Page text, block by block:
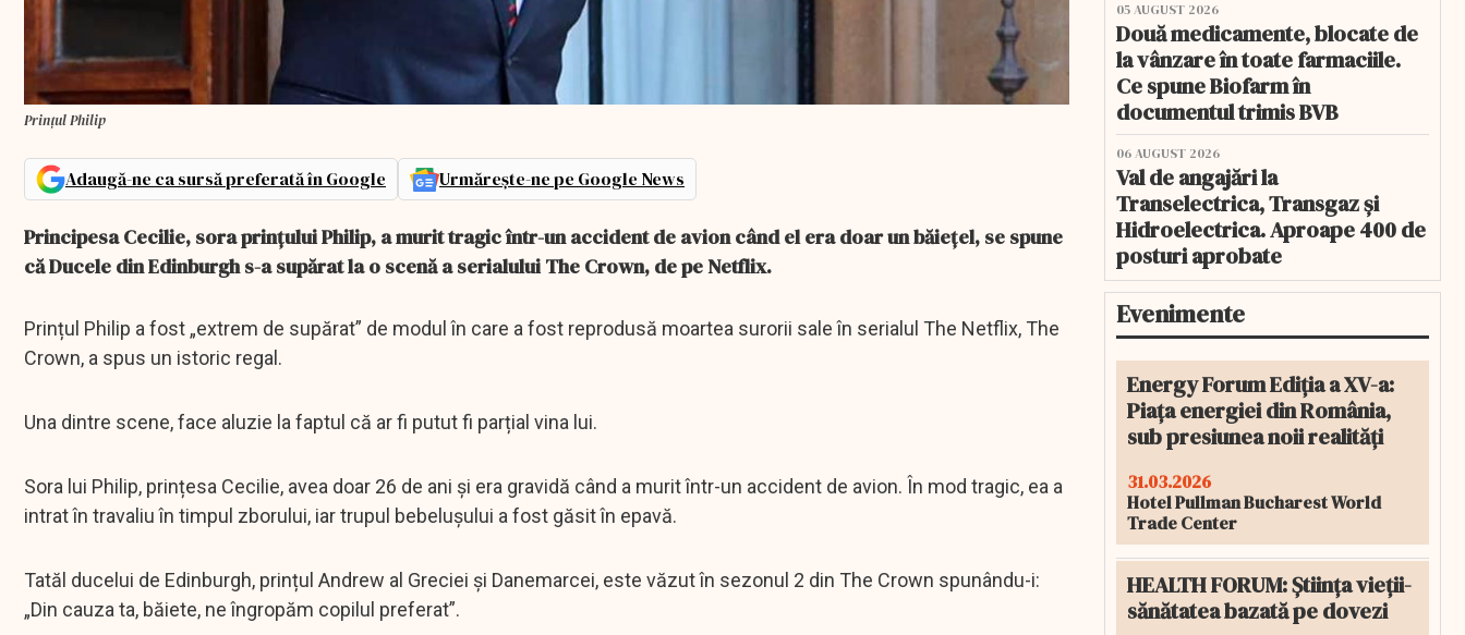
Prințul Philip
Adaugă-ne ca sursă preferată în Google Urmărește-ne pe Google News
Principesa Cecilie, sora prințului Philip, a murit tragic într-un accident de avion când el era doar un băiețel, se spune
că Ducele din Edinburgh s-a supărat la o scenă a serialului The Crown, de pe Netflix.
Prințul Philip a fost „extrem de supărat” de modul în care a fost reprodusă moartea surorii sale în serialul The Netflix, The
Crown, a spus un istoric regal.
Una dintre scene, face aluzie la faptul că ar fi putut fi parțial vina lui.
Sora lui Philip, prințesa Cecilie, avea doar 26 de ani și era gravidă când a murit într-un accident de avion. În mod tragic, ea a
intrat în travaliu în timpul zborului, iar trupul bebelușului a fost găsit în epavă.
Tatăl ducelui de Edinburgh, prințul Andrew al Greciei și Danemarcei, este văzut în sezonul 2 din The Crown spunându-i:
„Din cauza ta, băiete, ne îngropăm copilul preferat”.
05 AUGUST 2026
Două medicamente, blocate de
la vânzare în toate farmaciile.
Ce spune Biofarm în
documentul trimis BVB
06 AUGUST 2026
Val de angajări la
Transelectrica, Transgaz și
Hidroelectrica. Aproape 400 de
posturi aprobate
Evenimente
Energy Forum Ediția a XV-a:
Piața energiei din România,
sub presiunea noii realități
31.03.2026
Hotel Pullman Bucharest World
Trade Center
HEALTH FORUM: Știința vieții-
sănătatea bazată pe dovezi